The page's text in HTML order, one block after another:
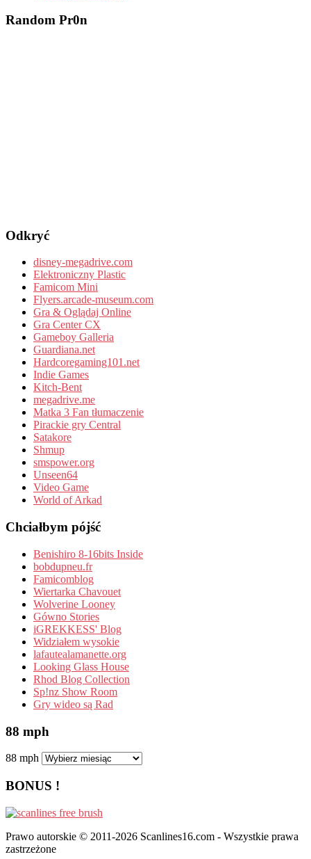
Random Pr0n
Odkryć
disney-megadrive.com
Elektroniczny Plastic
Famicom Mini
Flyers.arcade-museum.com
Gra & Oglądaj Online
Gra Center CX
Gameboy Galleria
Guardiana.net
Hardcoregaming101.net
Indie Games
Kitch-Bent
megadrive.me
Matka 3 Fan tłumaczenie
Pirackie gry Central
Satakore
Shmup
smspower.org
Unseen64
Video Game
World of Arkad
Chciałbym pójść
Benishiro 8-16bits Inside
bobdupneu.fr
Famicomblog
Wiertarka Chavouet
Wolverine Looney
Gówno Stories
iGREKKESS' Blog
Widziałem wysokie
lafautealamanette.org
Looking Glass House
Rhod Blog Collection
Sp!nz Show Room
Gry wideo są Rad
88 mph
88 mph
BONUS !
Prawo autorskie © 2011-2026 Scanlines16.com - Wszystkie prawa
zastrzeżone